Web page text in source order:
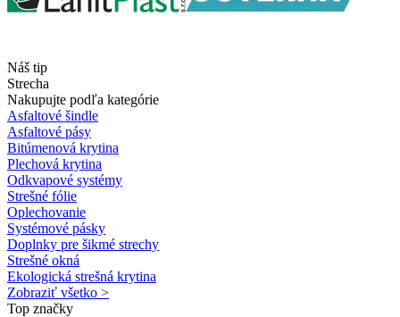
Náš tip
Strecha
Nakupujte podľa kategórie
Asfaltové šindle
Asfaltové pásy
Bitúmenová krytina
Plechová krytina
Odkvapové systémy
Strešné fólie
Oplechovanie
Systémové pásky
Doplnky pre šikmé strechy
Strešné okná
Ekologická strešná krytina
Zobraziť všetko >
Top značky